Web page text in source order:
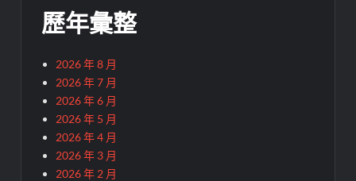
歷年彙整
2026 年 8 月
2026 年 7 月
2026 年 6 月
2026 年 5 月
2026 年 4 月
2026 年 3 月
2026 年 2 月